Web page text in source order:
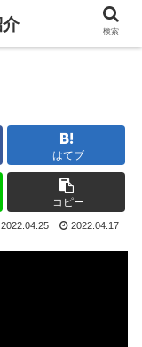
はてブ
コピー
2022.04.25 2022.04.17
検索